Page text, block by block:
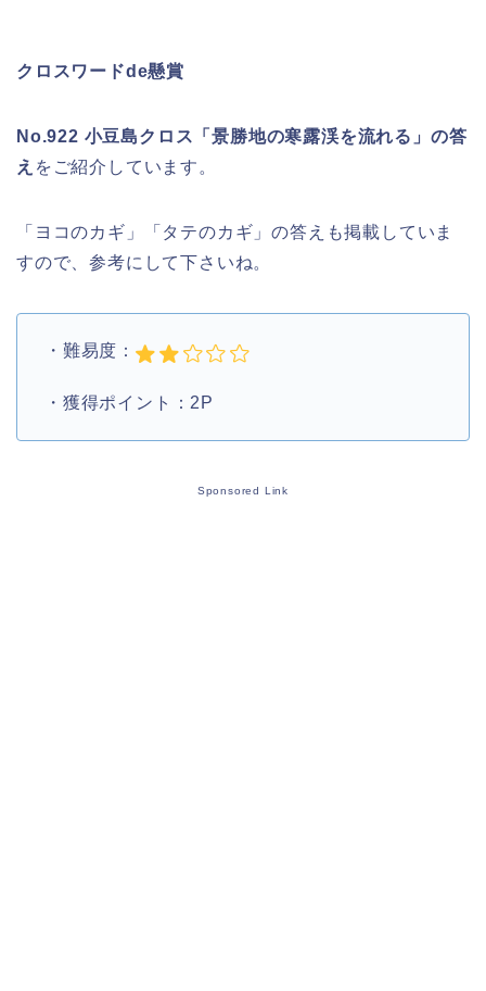
クロスワードde懸賞
No.922 小豆島クロス「景勝地の寒露渓を流れる」の答
え をご紹介しています。
「ヨコのカギ」「タテのカギ」の答えも掲載していま
すので、参考にして下さいね。
・難易度：
・獲得ポイント：2P
Sponsored Link